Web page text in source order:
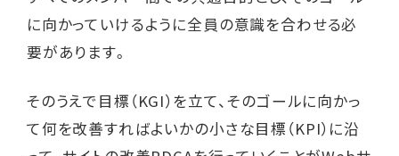
に向かっていけるように全員の意識を合わせる必
要があります。
そのうえで目標（KGI）を立て、そのゴールに向かっ
て何を改善すればよいかの小さな目標（KPI）に沿